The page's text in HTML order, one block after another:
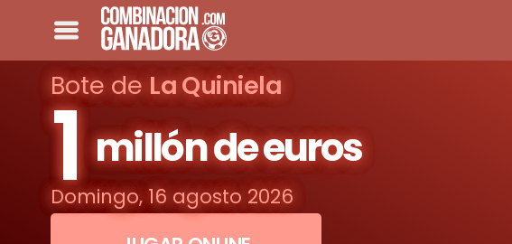
Bote de La Quiniela
1 millón de euros
Domingo, 16 agosto 2026